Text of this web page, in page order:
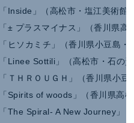
「Inside」（高松市・塩江美術館）
「± プラスマイナス」（香川県高
「ヒソカミチ」（香川県小豆島・
「Linee Sottili」（高松市・石の資
「ＴＨＲＯＵＧＨ」（香川県小豆
「Spirits of woods」（香川県高松
「The Spiral- A New Journey」